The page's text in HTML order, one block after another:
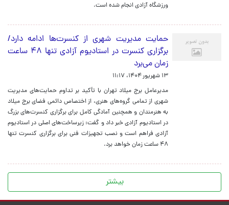
ورزشگاه آزادی انجام شده است.
حمایت مدیریت شهری از کنسرت‌ها ادامه دارد/
برگزاری کنسرت در استادیوم آزادی تنها ۴۸ ساعت
زمان می‌برد
۱۳ شهریور ۱۴۰۴، ۱۱:۱۷
مدیرعامل برج میلاد تهران با تأکید بر تداوم حمایت‌های مدیریت
شهری از تمامی گروه‌های هنری، از اختصاص دائمی فضای برج میلاد
به هنرمندان و همچنین آمادگی کامل برای برگزاری کنسرت‌های بزرگ
در استادیوم آزادی خبر داد و گفت: زیرساخت‌های اصلی در استادیوم
آزادی فراهم است و نصب تجهیزات فنی برای برگزاری کنسرت تنها
۴۸ ساعت زمان خواهد برد.
بیشتر